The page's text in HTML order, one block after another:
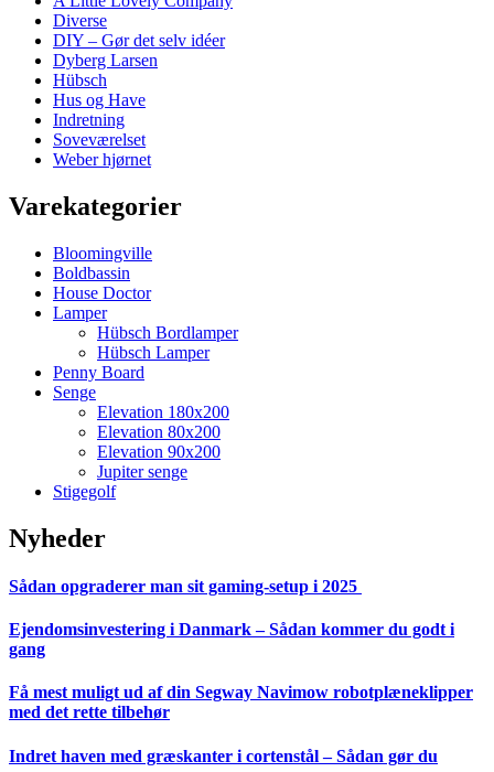
Diverse
DIY – Gør det selv idéer
Dyberg Larsen
Hübsch
Hus og Have
Indretning
Soveværelset
Weber hjørnet
Varekategorier
Bloomingville
Boldbassin
House Doctor
Lamper
Hübsch Bordlamper
Hübsch Lamper
Penny Board
Senge
Elevation 180x200
Elevation 80x200
Elevation 90x200
Jupiter senge
Stigegolf
Nyheder
Sådan opgraderer man sit gaming-setup i 2025
Ejendomsinvestering i Danmark – Sådan kommer du godt i
gang
Få mest muligt ud af din Segway Navimow robotplæneklipper
med det rette tilbehør
Indret haven med græskanter i cortenstål – Sådan gør du